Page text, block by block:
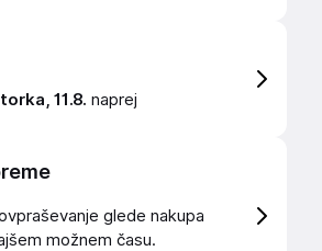
torka, 11.8. naprej
glede nakupa
možnem času.